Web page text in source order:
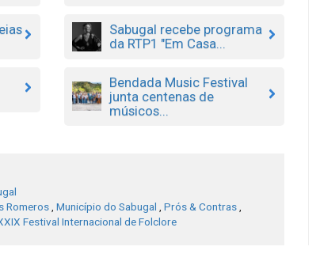
Sabugal recebe programa
da RTP1 "Em Casa...
Bendada Music Festival
junta centenas de
músicos...
Romeros Município do Sabugal Prós & Contras
Festival Internacional de Folclore